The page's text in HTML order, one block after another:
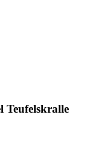
Teufelskralle